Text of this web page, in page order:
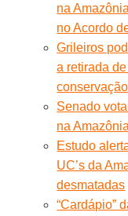
na
no Acordo
Grileiros
a retirada
Senado
na Amazônia
Estudo
UC’s da
desmatadas
“Cardápio”